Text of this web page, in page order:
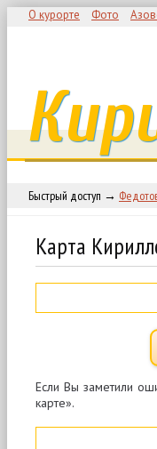
О курорте Фото
Быстрый доступ →
Карта
Если Вы заметили
карте».